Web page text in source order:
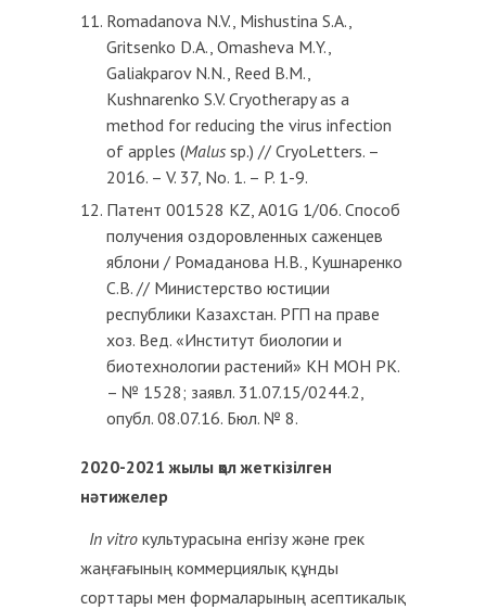
Romadanova N.V., Mishustina S.A.,
Gritsenko D.A., Omasheva M.Y.,
Galiakparov N.N., Reed B.M.,
Kushnarenko S.V. Cryotherapy as a
method for reducing the virus infection
of apples (Malus sp.) // CryoLetters. –
2016. – V. 37, No. 1. – P. 1-9.
Патент 001528 KZ, А01G 1/06. Способ
получения оздоровленных саженцев
яблони / Ромаданова Н.В., Кушнаренко
С.В. // Министерство юстиции
республики Казахстан. РГП на праве
хоз. Вед. «Институт биологии и
биотехнологии растений» КН МОН РК.
– № 1528; заявл. 31.07.15/0244.2,
опубл. 08.07.16. Бюл. № 8.
2020-2021 жылы қол жеткізілген
нәтижелер
In vitro культурасына енгізу және грек
жаңғағының коммерциялық құнды
сорттары мен формаларының асептикалық